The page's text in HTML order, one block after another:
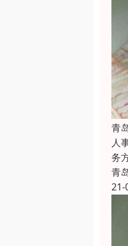
青
人
务
青
21-